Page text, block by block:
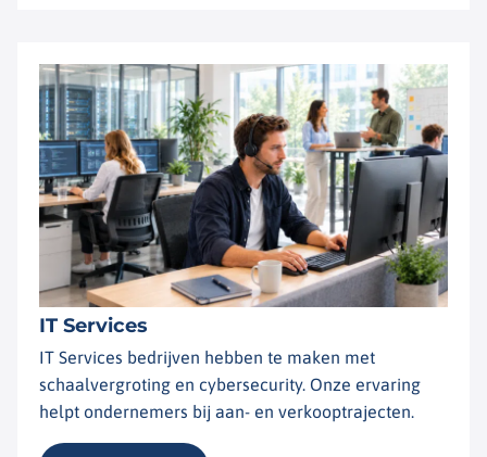
IT Services
IT Services bedrijven hebben te maken met
schaalvergroting en cybersecurity. Onze ervaring
helpt ondernemers bij aan- en verkooptrajecten.